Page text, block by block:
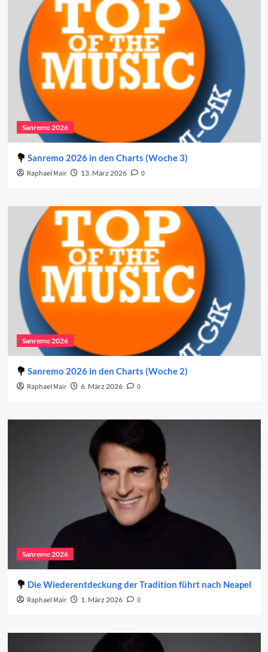
Sanremo 2026
Sanremo 2026 in den Charts (Woche 3)
Raphael Mair 13. März 2026 0
Sanremo 2026
Sanremo 2026 in den Charts (Woche 2)
Raphael Mair 6. März 2026 0
Sanremo 2026
Die Wiederentdeckung der Tradition führt nach Neapel
Raphael Mair 1. März 2026 0